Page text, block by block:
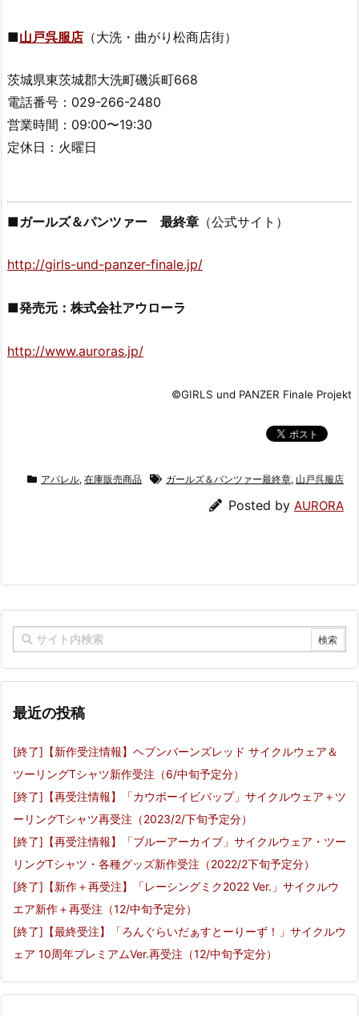
■山戸呉服店 （大洗・曲がり松商店街）
茨城県東茨城郡大洗町磯浜町668
電話番号：029-266-2480
営業時間：09:00〜19:30
定休日：火曜日
■ガールズ＆パンツァー 最終章 （公式サイト）
http://girls-und-panzer-finale.jp/
■発売元：株式会社アウローラ
http://www.auroras.jp/
©GIRLS und PANZER Finale Projekt
アパレル, 在庫販売商品 ガールズ＆パンツァー最終章, 山戸呉服店
Posted by AURORA
最近の投稿
[終了]【新作受注情報】ヘブンバーンズレッド サイクルウェア＆
ツーリングTシャツ新作受注（6/中旬予定分）
[終了]【再受注情報】「カウボーイビバップ」サイクルウェア＋ツ
ーリングTシャツ再受注（2023/2/下旬予定分）
[終了]【再受注情報】「ブルーアーカイブ」サイクルウェア・ツー
リングTシャツ・各種グッズ新作受注（2022/2下旬予定分）
[終了]【新作＋再受注】「レーシングミク2022 Ver.」サイクルウ
エア新作＋再受注（12/中旬予定分）
[終了]【最終受注】「ろんぐらいだぁすとーりーず！」サイクルウ
ェア 10周年プレミアムVer.再受注（12/中旬予定分）